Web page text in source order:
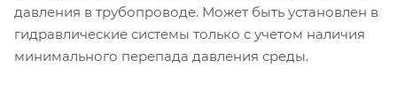
давления в трубопроводе. Может быть установлен в
гидравлические системы только с учетом наличия
минимального перепада давления среды.